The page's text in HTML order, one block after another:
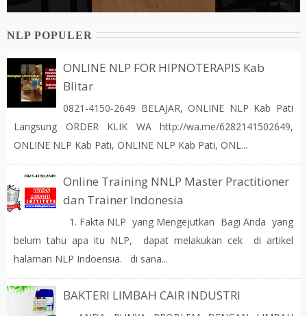
NLP POPULER
ONLINE NLP FOR HIPNOTERAPIS Kab
Blitar
0821-4150-2649 BELAJAR, ONLINE NLP Kab Pati
Langsung ORDER KLIK WA http://wa.me/6282141502649,
ONLINE NLP Kab Pati, ONLINE NLP Kab Pati, ONL...
Online Training NNLP Master Practitioner
dan Trainer Indonesia
1. Fakta NLP yang Mengejutkan Bagi Anda yang
belum tahu apa itu NLP, dapat melakukan cek di artikel
halaman NLP Indoensia. di sana...
BAKTERI LIMBAH CAIR INDUSTRI